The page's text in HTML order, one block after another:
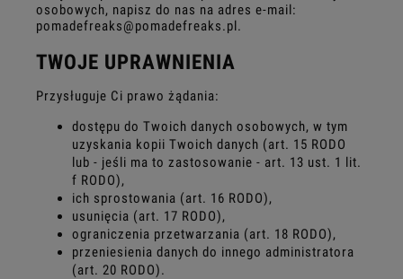
osobowych, napisz do nas na adres e-mail:
pomadefreaks@pomadefreaks.pl.
TWOJE UPRAWNIENIA
Przysługuje Ci prawo żądania:
dostępu do Twoich danych osobowych, w tym
uzyskania kopii Twoich danych (art. 15 RODO
lub - jeśli ma to zastosowanie - art. 13 ust. 1 lit.
f RODO),
ich sprostowania (art. 16 RODO),
usunięcia (art. 17 RODO),
ograniczenia przetwarzania (art. 18 RODO),
przeniesienia danych do innego administratora
(art. 20 RODO).